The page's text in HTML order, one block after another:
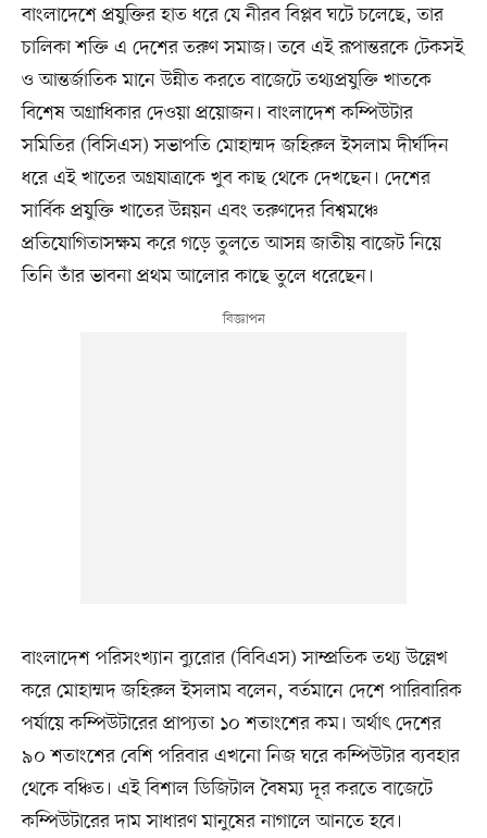
বাংলাদেশে প্রযুক্তির হাত ধরে যে নীরব বিপ্লব ঘটে চলেছে, তার
চালিকা শক্তি এ দেশের তরুণ সমাজ। তবে এই রূপান্তরকে টেকসই
ও আন্তর্জাতিক মানে উন্নীত করতে বাজেটে তথ্যপ্রযুক্তি খাতকে
বিশেষ অগ্রাধিকার দেওয়া প্রয়োজন। বাংলাদেশ কম্পিউটার
সমিতির (বিসিএস) সভাপতি মোহাম্মদ জহিরুল ইসলাম দীর্ঘদিন
ধরে এই খাতের অগ্রযাত্রাকে খুব কাছ থেকে দেখছেন। দেশের
সার্বিক প্রযুক্তি খাতের উন্নয়ন এবং তরুণদের বিশ্বমঞ্চে
প্রতিযোগিতাসক্ষম করে গড়ে তুলতে আসন্ন জাতীয় বাজেট নিয়ে
তিনি তাঁর ভাবনা প্রথম আলোর কাছে তুলে ধরেছেন।
বাংলাদেশ পরিসংখ্যান ব্যুরোর (বিবিএস) সাম্প্রতিক তথ্য উল্লেখ
করে মোহাম্মদ জহিরুল ইসলাম বলেন, বর্তমানে দেশে পারিবারিক
পর্যায়ে কম্পিউটারের প্রাপ্যতা ১০ শতাংশের কম। অর্থাৎ দেশের
৯০ শতাংশের বেশি পরিবার এখনো নিজ ঘরে কম্পিউটার ব্যবহার
থেকে বঞ্চিত। এই বিশাল ডিজিটাল বৈষম্য দূর করতে বাজেটে
কম্পিউটারের দাম সাধারণ মানুষের নাগালে আনতে হবে।